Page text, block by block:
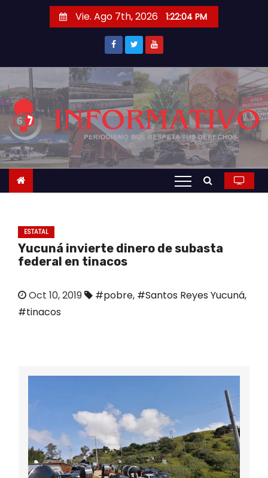
r
a
c
o
t
Vie. Ago 7th, 2026 1:22:05 PM
ESTATAL
Yucuná invierte dinero de subasta
federal en tinacos
Oct 10, 2019 #pobre, #Santos Reyes Yucuná,
#tinacos